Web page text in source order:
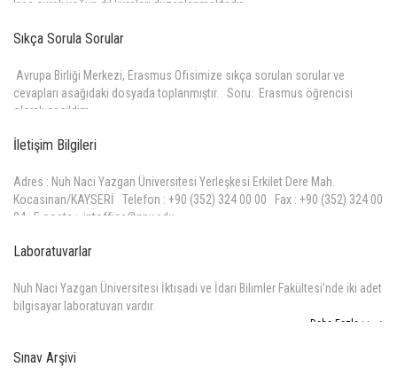
kısa süreli yoğun dil kursları düzenlenmektedir.
Sıkça Sorula Sorular
Avrupa Birliği Merkezi, Erasmus Ofisimize sıkça sorulan sorular ve
cevapları asağıdaki dosyada toplanmıştır. Soru: Erasmus öğrencisi
olarak seçildim.
İletişim Bilgileri
Adres : Nuh Naci Yazgan Üniversitesi Yerleşkesi Erkilet Dere Mah.
Kocasinan/KAYSERİ Telefon : +90 (352) 324 00 00 Fax : +90 (352) 324 00
04 E-posta : intoffice@nny.edu.
Laboratuvarlar
Nuh Naci Yazgan Üniversitesi İktisadi ve İdari Bilimler Fakültesi’nde iki adet
bilgisayar laboratuvarı vardır.
Daha Fazla >>
Sınav Arşivi